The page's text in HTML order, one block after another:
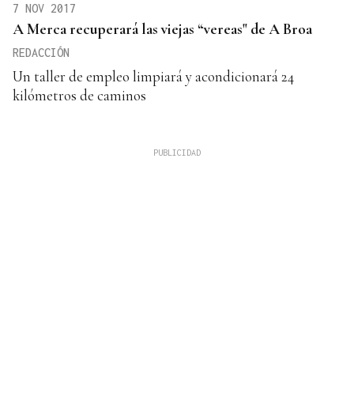
7 NOV 2017
A Merca recuperará las viejas “vereas" de A Broa
REDACCIÓN
Un taller de empleo limpiará y acondicionará 24
kilómetros de caminos